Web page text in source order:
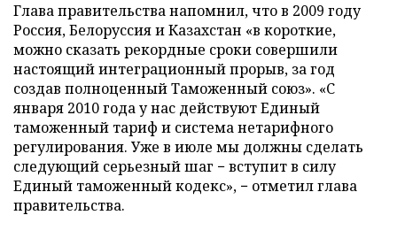
Глава правительства напомнил, что в 2009 году
Россия, Белоруссия и Казахстан «в короткие,
можно сказать рекордные сроки совершили
настоящий интеграционный прорыв, за год
создав полноценный Таможенный союз». «С
января 2010 года у нас действуют Единый
таможенный тариф и система нетарифного
регулирования. Уже в июле мы должны сделать
следующий серьезный шаг − вступит в силу
Единый таможенный кодекс», − отметил глава
правительства.